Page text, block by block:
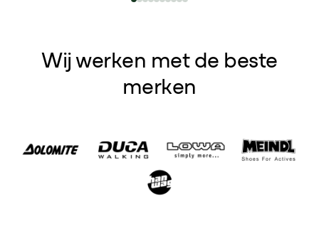
Wij werken met de beste
merken